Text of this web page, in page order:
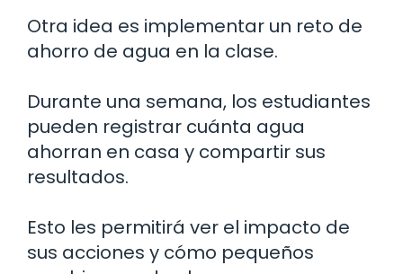
Otra idea es implementar un reto de
ahorro de agua en la clase.
Durante una semana, los estudiantes
pueden registrar cuánta agua
ahorran en casa y compartir sus
resultados.
Esto les permitirá ver el impacto de
sus acciones y cómo pequeños